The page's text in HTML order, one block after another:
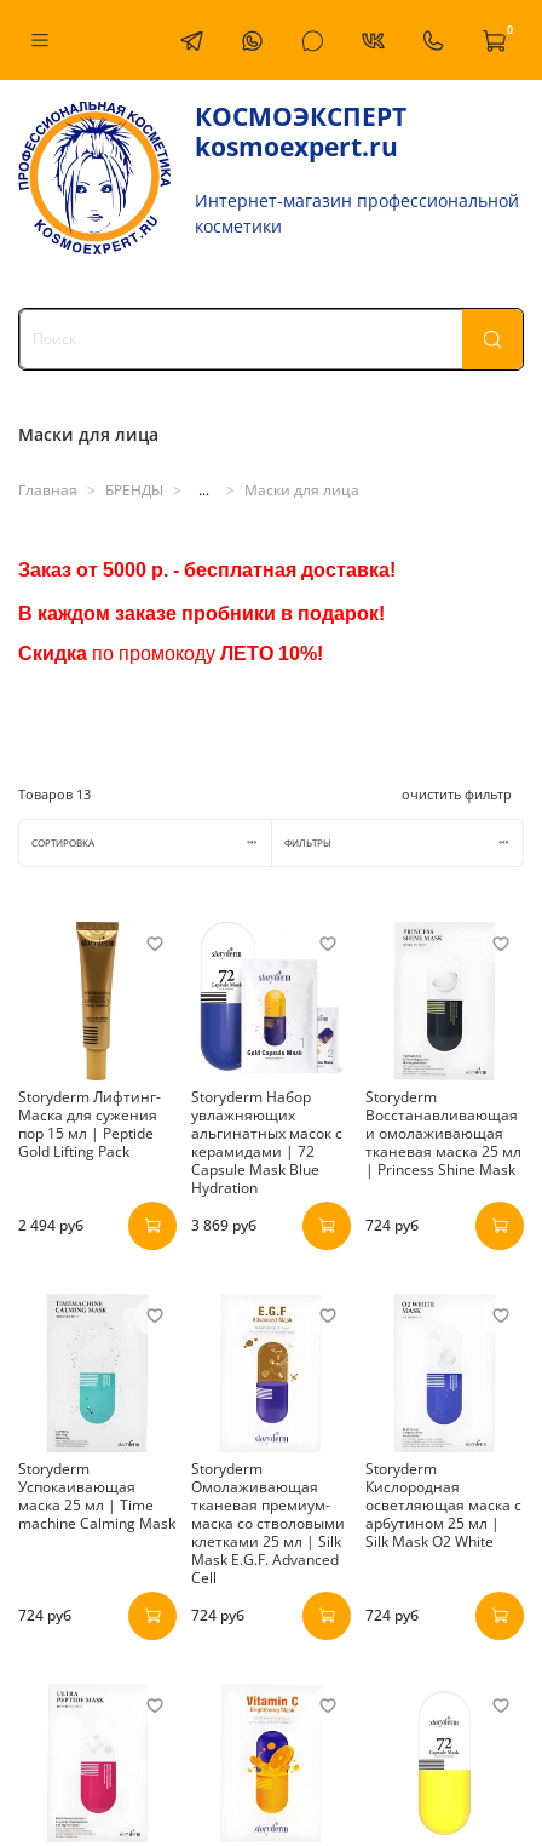
0
КОСМОЭКСПЕРТ
kosmoexpert.ru
Интернет-магазин профессиональной
косметики
Маски для лица
Главная БРЕНДЫ ... Маски для лица
Заказ от 5000 р. - бесплатная доставка!
В каждом заказе пробники в подарок!
Скидка по промокоду ЛЕТО 10%!
Товаров 13 очистить фильтр
СОРТИРОВКА ФИЛЬТРЫ
Storyderm Лифтинг-
Маска для сужения
пор 15 мл | Peptide
Gold Lifting Pack
2 494 руб
Storyderm Набор
увлажняющих
альгинатных масок с
керамидами | 72
Capsule Mask Blue
Hydration
3 869 руб
Storyderm
Восстанавливающая
и омолаживающая
тканевая маска 25 мл
| Princess Shine Mask
724 руб
Storyderm
Успокаивающая
маска 25 мл | Time
machine Calming Mask
724 руб
Storyderm
Омолаживающая
тканевая премиум-
маска со стволовыми
клетками 25 мл | Silk
Mask E.G.F. Advanced
Cell
724 руб
Storyderm
Кислородная
осветляющая маска с
арбутином 25 мл |
Silk Mask O2 White
724 руб